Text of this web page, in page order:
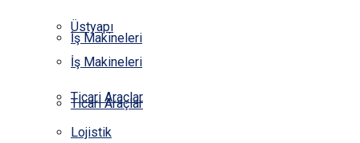
Üstyapı
İş Makineleri
Ticari Araçlar
Lojistik
İş Makineleri
Ticari Araçlar